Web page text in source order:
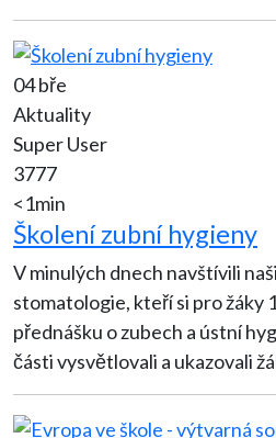
04 bře
Aktuality
Super User
3777
<1min
Školení zubní hygieny
V minulých dnech navštívili
stomatologie, kteří si pro žáky
přednášku o zubech a ústní hygieně. Po
části vysvětlovali a ukazovali